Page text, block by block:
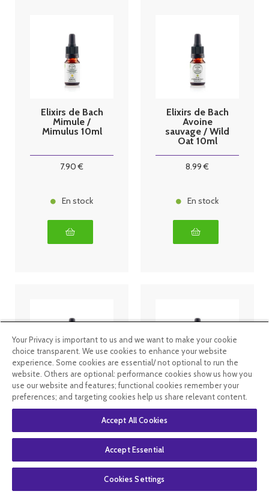
Elixirs de Bach
Mimule /
Mimulus 10ml
7.90 €
En stock
Elixirs de Bach
Avoine
sauvage / Wild
Oat 10ml
8.99 €
En stock
Elixirs de Bach
Centaurée /
Centaury 10ml
Elixirs de Bach
Charme /
Your Privacy is important to us and we want to make your cookie
choice transparent. We use cookies to enhance your website
experience. Some cookies are essential/ not optional to run the
website. Others are optional: performance cookies show us how you
use our website and features; functional cookies remember your
preferences; and targeting cookies help us share relevant content.
Accept All Cookies
Accept Essential
Cookies Settings